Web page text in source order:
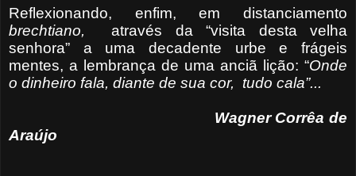
Reflexionando, enfim, em distanciamento
brechtiano,
através da “visita desta velha
senhora” a uma decadente urbe e frágeis
mentes, a lembrança de uma anciã lição: “Onde
o dinheiro fala, diante de sua cor,
tudo cala”...
Wagner Corrêa de
Araújo